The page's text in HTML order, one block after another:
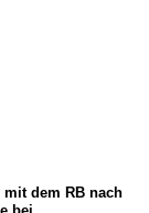
mit dem RB nach